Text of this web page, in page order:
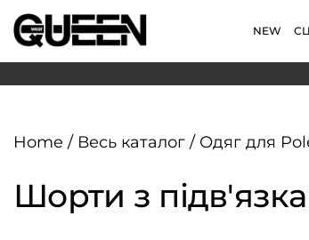
NEW
Home / Весь каталог / Одяг для
Шорти з